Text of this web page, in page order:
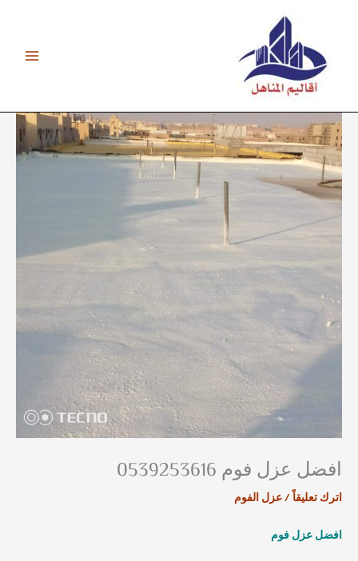
افضل عزل فوم 0539253616
اترك تعليقاً/عزل الفوم
افضل عزل فوم